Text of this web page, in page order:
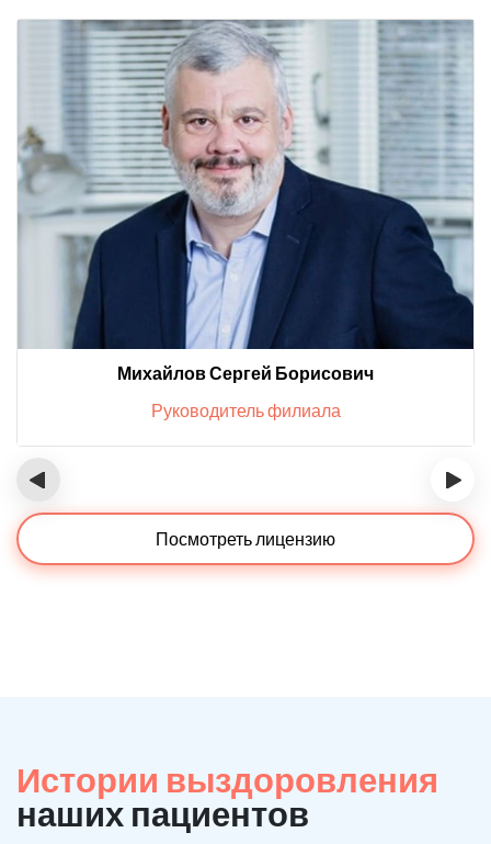
Михайлов Сергей Борисович
Руководитель филиала
‹ ›
Посмотреть лицензию
Истории выздоровления
наших пациентов